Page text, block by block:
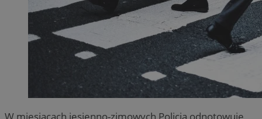
W miesiącach jesienno-zimowych Policja odnotowuje